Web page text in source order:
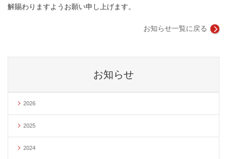
解賜わりますようお願い申し上げます。
お知らせ一覧に戻る
お知らせ
2026
2025
2024